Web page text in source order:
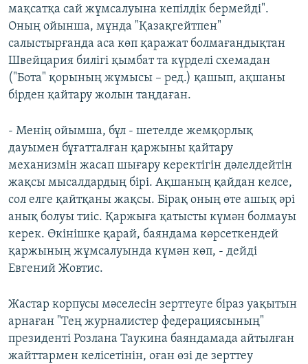
мақсатқа сай жұмсалуына кепілдік бермейді".
Оның ойынша, мұнда "Қазақгейтпен"
салыстырғанда аса көп қаражат болмағандықтан
Швейцария билігі қымбат та күрделі схемадан
("Бота" қорының жұмысы – ред.) қашып, ақшаны
бірден қайтару жолын таңдаған.
- Менің ойымша, бұл - шетелде жемқорлық
дауымен бұғатталған қаржыны қайтару
механизмін жасап шығару керектігін дәлелдейтін
жақсы мысалдардың бірі. Ақшаның қайдан келсе,
сол елге қайтқаны жақсы. Бірақ оның өте ашық әрі
анық болуы тиіс. Қаржыға қатысты күмән болмауы
керек. Өкінішке қарай, баяндама көрсеткендей
қаржының жұмсалуында күмән көп, - дейді
Евгений Жовтис.
Жастар корпусы мәселесін зерттеуге біраз уақытын
арнаған "Тең журналистер федерациясының"
президенті Розлана Таукина баяндамада айтылған
жайттармен келісетінін, оған өзі де зерттеу